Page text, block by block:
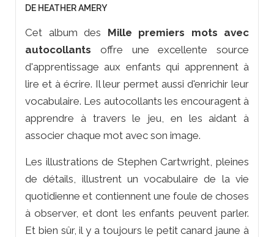
DE HEATHER AMERY
Cet album des Mille premiers mots avec
autocollants offre une excellente source
d'apprentissage aux enfants qui apprennent à
lire et à écrire. Il leur permet aussi d'enrichir leur
vocabulaire. Les autocollants les encouragent à
apprendre à travers le jeu, en les aidant à
associer chaque mot avec son image.
Les illustrations de Stephen Cartwright, pleines
de détails, illustrent un vocabulaire de la vie
quotidienne et contiennent une foule de choses
à observer, et dont les enfants peuvent parler.
Et bien sûr, il y a toujours le petit canard jaune à